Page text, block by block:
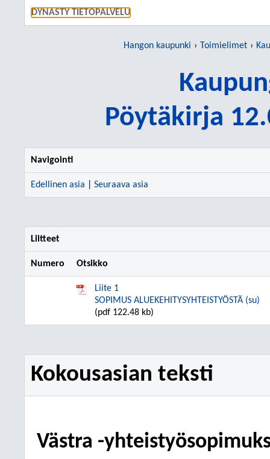
DYNASTY TIETOPALVELU
Hangon kaupunki Toimielimet
Pöytäkirja
Navigointi
Edellinen asia Seuraava asia
Liitteet
Numero Otsikko
Liite 1
SOPIMUS ALUEKEHITYSYHTEISTYÖSTÄ (su)
(pdf 122.48 kb)
Kokousasian teksti
Västra -